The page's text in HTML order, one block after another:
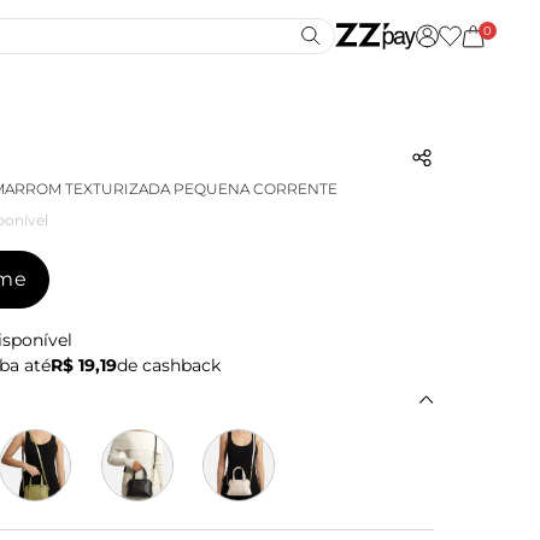
0
TEXTURIZADA PEQUENA CORRENTE
atéR$ 19,19de cashback